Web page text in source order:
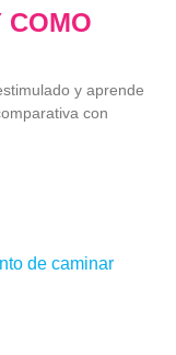
COMO
y aprende
con